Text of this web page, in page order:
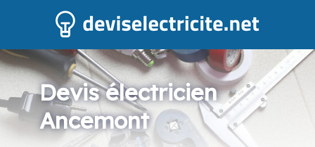
Devis électricien
Ancemont